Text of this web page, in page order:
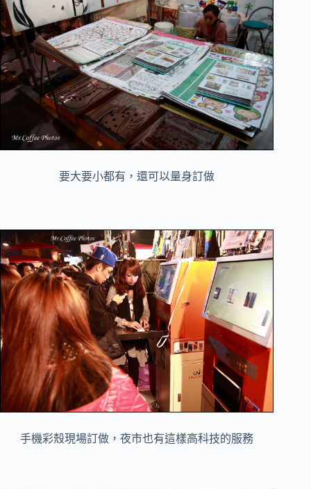
要大要小都有，還可以量身訂做
手機彩殼現場訂做，夜市也有這樣高科技的服務